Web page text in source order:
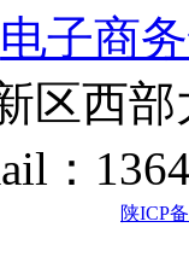
电子商
区西
：
陕ICP